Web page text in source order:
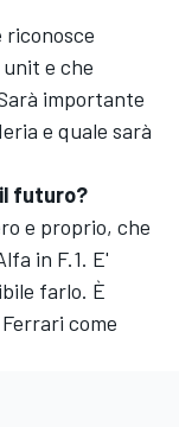
riconosce
e che
importante
e quale sarà
futuro?
e proprio, che
in F.1. E'
farlo. È
come